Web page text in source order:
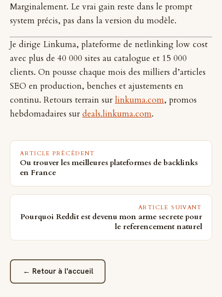
Marginalement. Le vrai gain reste dans le prompt
system précis, pas dans la version du modèle.
Je dirige Linkuma, plateforme de netlinking low cost
avec plus de 40 000 sites au catalogue et 15 000
clients. On pousse chaque mois des milliers d’articles
SEO en production, benches et ajustements en
continu. Retours terrain sur linkuma.com, promos
hebdomadaires sur deals.linkuma.com.
ARTICLE PRÉCÉDENT
Ou trouver les meilleures plateformes de backlinks
en France
ARTICLE SUIVANT
Pourquoi Reddit est devenu mon arme secrete pour
le referencement naturel
← Retour à l'accueil